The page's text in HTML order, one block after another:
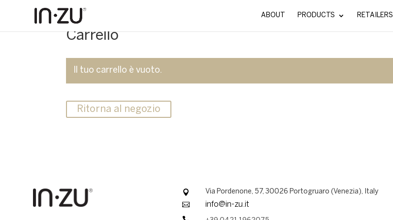
ABOUT PRODUCTS RETAILERS
Carrello
Il tuo carrello è vuoto.
Ritorna al negozio
 Via Pordenone, 57, 30026 Portogruaro (Venezia), Italy

info@in-zu.it